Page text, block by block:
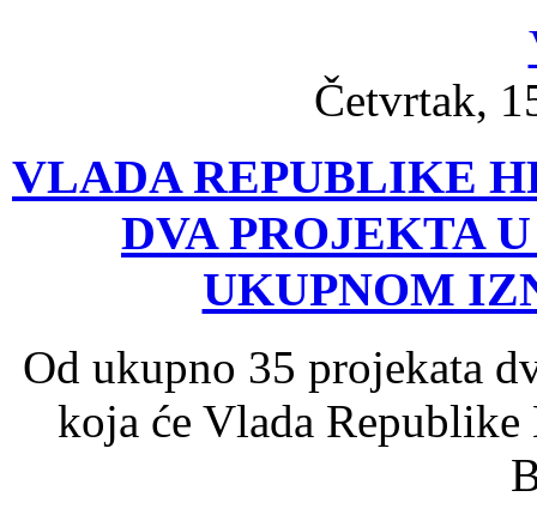
Četvrtak,
VLADA REPUBLIKE
DVA PROJEKTA
UKUPNOM
Od ukupno 35 projekata
koja će Vlada